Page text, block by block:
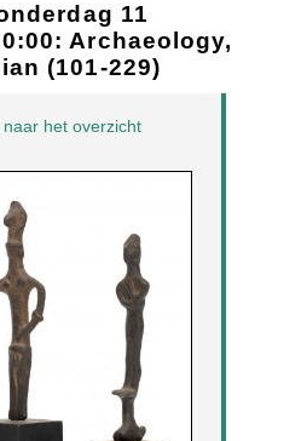
11
Archaeology,
(101-229)
het overzicht